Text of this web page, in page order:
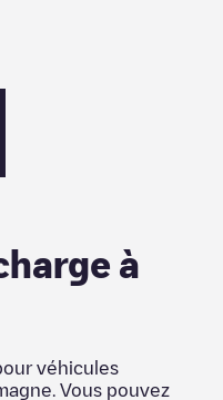
à
véhicules
. Vous pouvez